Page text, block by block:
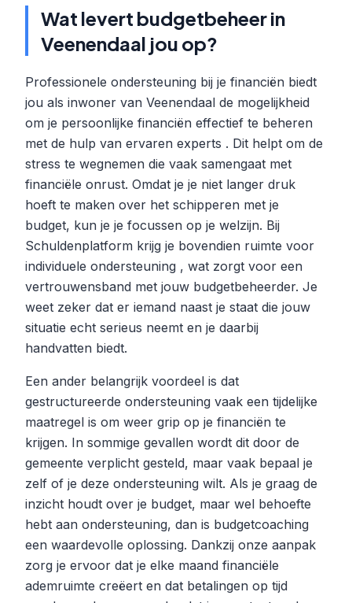
Wat levert budgetbeheer in
Veenendaal jou op?
Professionele ondersteuning bij je financiën biedt
jou als inwoner van Veenendaal de mogelijkheid
om je persoonlijke financiën effectief te beheren
met de hulp van ervaren experts . Dit helpt om de
stress te wegnemen die vaak samengaat met
financiële onrust. Omdat je je niet langer druk
hoeft te maken over het schipperen met je
budget, kun je je focussen op je welzijn. Bij
Schuldenplatform krijg je bovendien ruimte voor
individuele ondersteuning , wat zorgt voor een
vertrouwensband met jouw budgetbeheerder. Je
weet zeker dat er iemand naast je staat die jouw
situatie echt serieus neemt en je daarbij
handvatten biedt.
Een ander belangrijk voordeel is dat
gestructureerde ondersteuning vaak een tijdelijke
maatregel is om weer grip op je financiën te
krijgen. In sommige gevallen wordt dit door de
gemeente verplicht gesteld, maar vaak bepaal je
zelf of je deze ondersteuning wilt. Als je graag de
inzicht houdt over je budget, maar wel behoefte
hebt aan ondersteuning, dan is budgetcoaching
een waardevolle oplossing. Dankzij onze aanpak
zorg je ervoor dat je elke maand financiële
ademruimte creëert en dat betalingen op tijd